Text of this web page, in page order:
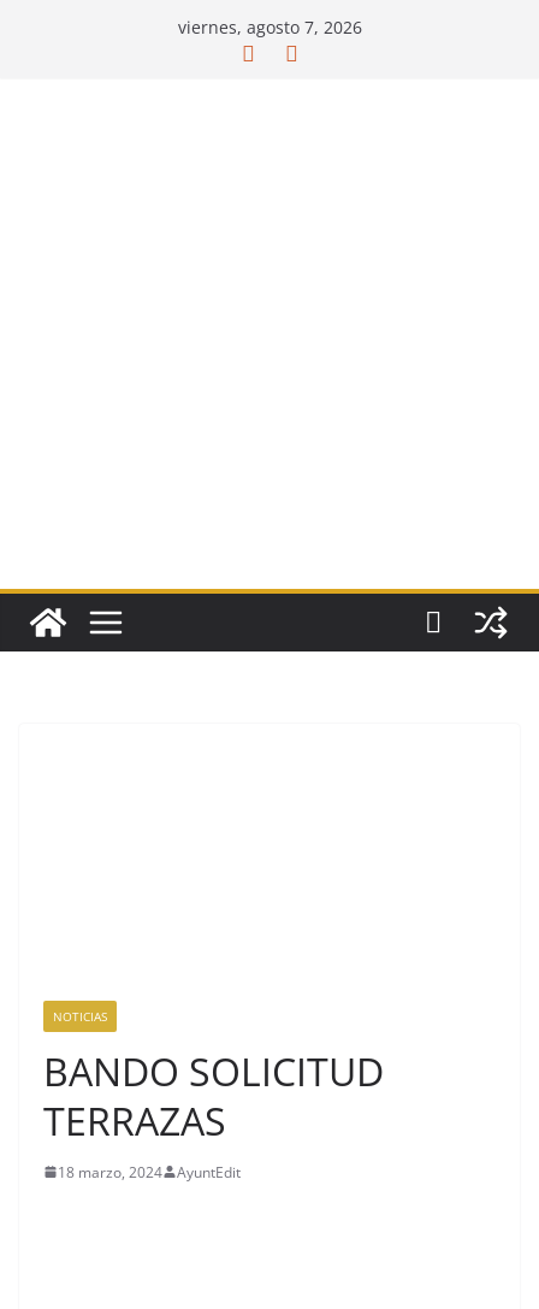
viernes, agosto 7, 2026
NOTICIAS
BANDO SOLICITUD
TERRAZAS
18 marzo, 2024 AyuntEdit